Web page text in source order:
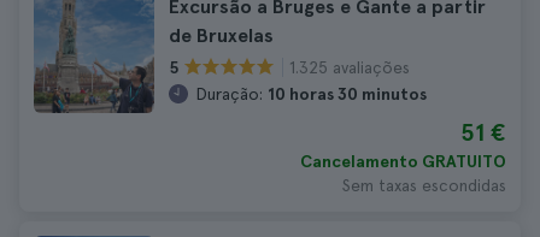
Excursão a Bruges e Gante a partir
de Bruxelas
5
1.325 avaliações
Duração: 10 horas 30 minutos
51 €
Cancelamento GRATUITO
Sem taxas escondidas